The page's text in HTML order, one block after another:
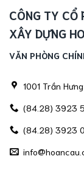
CÔNG TY
XÂY DỰNG
VĂN PHÒNG
1001 Trần
(84.28) 3923
(84.28) 3923